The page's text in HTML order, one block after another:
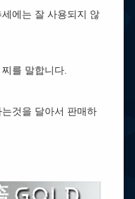
에는 잘 사용되지 않
를 말합니다.
것을 달아서 판매하